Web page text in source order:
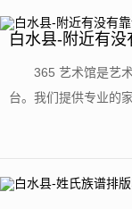
白水县-附近有没
​365 艺术馆是艺
台。我们提供专业的